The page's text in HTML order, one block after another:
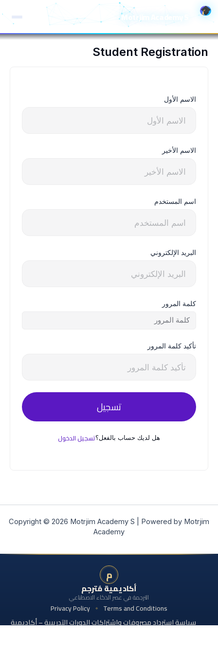
Motrjim Academy S
تخطي
إلى
المحتوى
Student Registration
الاسم الأول
الاسم الأخير
اسم المستخدم
البريد الإلكتروني
كلمة المرور
تأكيد كلمة المرور
تسجيل
هل لديك حساب بالفعل؟تسجيل الدخول
Copyright © 2026 Motrjim Academy S | Powered by Motrjim
Academy
م
أكاديمية مُترجم
الترجمة في عصر الذكاء الاصطناعي
Terms and Conditions
Privacy Policy
سياسة استرداد مصروفات واشتراكات الدورات التدريبية – أكاديمية